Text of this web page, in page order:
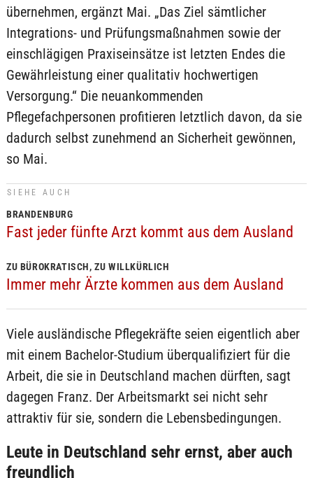
übernehmen, ergänzt Mai. „Das Ziel sämtlicher
Integrations- und Prüfungsmaßnahmen sowie der
einschlägigen Praxiseinsätze ist letzten Endes die
Gewährleistung einer qualitativ hochwertigen
Versorgung.“ Die neuankommenden
Pflegefachpersonen profitieren letztlich davon, da sie
dadurch selbst zunehmend an Sicherheit gewönnen,
so Mai.
SIEHE AUCH
BRANDENBURG
Fast jeder fünfte Arzt kommt aus dem Ausland
ZU BÜROKRATISCH, ZU WILLKÜRLICH
Immer mehr Ärzte kommen aus dem Ausland
Viele ausländische Pflegekräfte seien eigentlich aber
mit einem Bachelor-Studium überqualifiziert für die
Arbeit, die sie in Deutschland machen dürften, sagt
dagegen Franz. Der Arbeitsmarkt sei nicht sehr
attraktiv für sie, sondern die Lebensbedingungen.
Leute in Deutschland sehr ernst, aber auch
freundlich